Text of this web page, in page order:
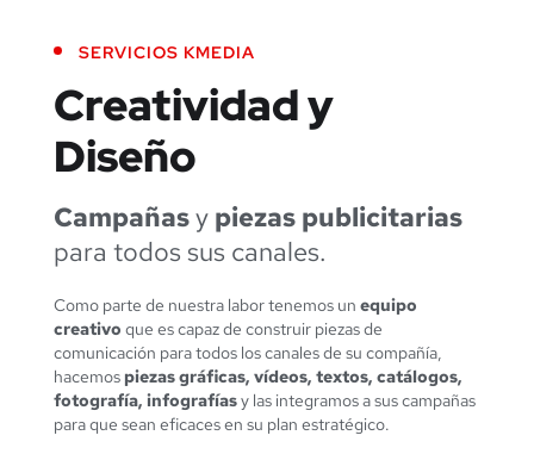
SERVICIOS KMEDIA
Creatividady
Diseño
Campañasy piezas publicitarias
para todos sus canales.
Como parte de nuestra labor tenemos un equipo
creativo que es capaz de construir piezas de
comunicación para todos los canales de su compañía,
hacemos piezas gráficas, vídeos, textos, catálogos,
fotografía, infografíasy las integramos a sus campañas
para que sean eficaces en su plan estratégico.